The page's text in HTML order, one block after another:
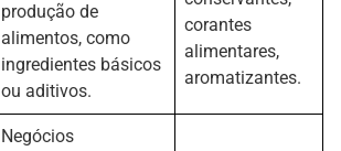
produção de
alimentos, como
ingredientes básicos
ou aditivos.
corantes
alimentares,
aromatizantes.
Negócios